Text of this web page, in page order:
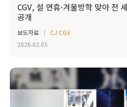
CGV, 설 연휴·겨울방학 맞아 전
공개
보도자료
CJ CGV
2026.02.05